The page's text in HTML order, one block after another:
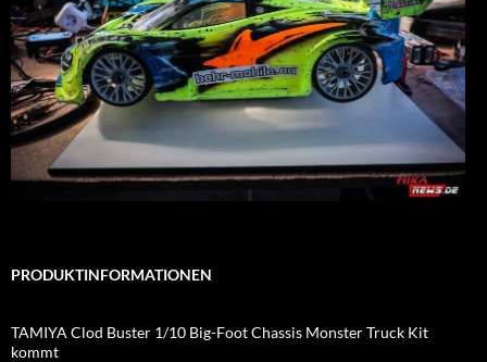
PRODUKTINFORMATIONEN
TAMIYA Clod Buster 1/10 Big-Foot Chassis Monster Truck Kit
kommt